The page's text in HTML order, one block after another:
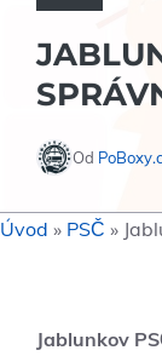
Od
Úvod » PSČ »
Jablunkov